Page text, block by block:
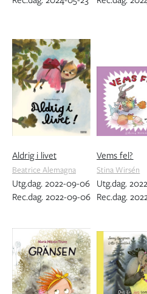
Aldrig i livet
Beatrice Alemagna
Utg.dag. 2022-09-06
Rec.dag. 2022-09-06
Vems fel?
Stina Wirsén
Utg.dag.
Rec.dag.